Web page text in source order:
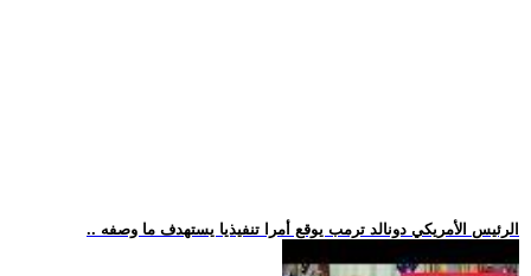
.. الرئيس الأمريكي دونالد ترمب يوقع أمرا تنفيذيا يستهدف ما وصفه